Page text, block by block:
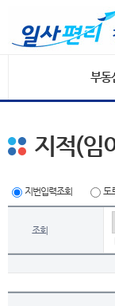
부동
지적(임
지번입력조회 도
조회